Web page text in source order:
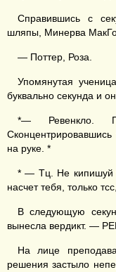
Справившись с
шляпы, Минерва
— Поттер, Роза.
Упомянутая
буквально секунда и
*— Ревенкло.
на руке. *
* — Тц. Не кипишуй
насчет тебя, только
В следующую
вынесла вердикт. —
На лице
решения застыло